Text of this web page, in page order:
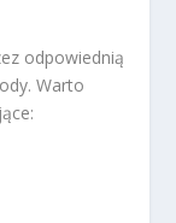
odpowiednią
Warto